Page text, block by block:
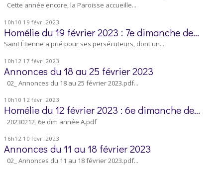
Cette année encore, la Paroisse accueille...
10h10 19 févr. 2023
Homélie du 19 février 2023 : 7e dimanche de...
Saint Étienne a prié pour ses persécuteurs, dont un...
10h12 17 févr. 2023
Annonces du 18 au 25 février 2023
02_ Annonces du 18 au 25 février 2023.pdf...
10h10 12 févr. 2023
Homélie du 12 février 2023 : 6e dimanche de...
20230212_6e dim année A.pdf
16h12 10 févr. 2023
Annonces du 11 au 18 février 2023
02_ Annonces du 11 au 18 février 2023.pdf...